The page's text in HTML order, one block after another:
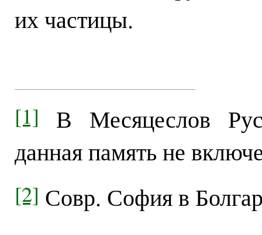
их частицы.
[1] В Месяцеслов
данная память не
[2] Совр. София в